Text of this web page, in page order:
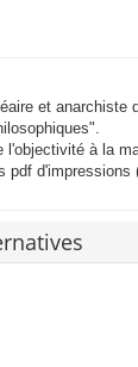
et
à la
pdf